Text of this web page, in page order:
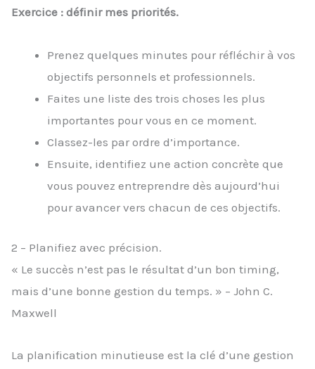
Exercice : définir mes priorités.
Prenez quelques minutes pour réfléchir à vos
objectifs personnels et professionnels.
Faites une liste des trois choses les plus
importantes pour vous en ce moment.
Classez-les par ordre d’importance.
Ensuite, identifiez une action concrète que
vous pouvez entreprendre dès aujourd’hui
pour avancer vers chacun de ces objectifs.
2 – Planifiez avec précision.
« Le succès n’est pas le résultat d’un bon timing,
mais d’une bonne gestion du temps. » – John C.
Maxwell
La planification minutieuse est la clé d’une gestion